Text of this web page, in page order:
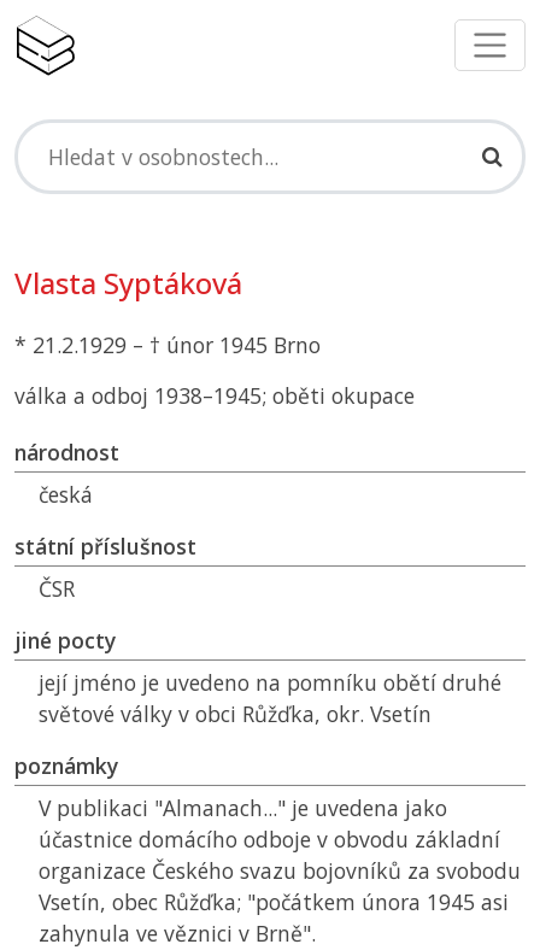
Vlasta Syptáková
* 21.2.1929 – † únor 1945 Brno
válka a odboj 1938–1945; oběti okupace
národnost
česká
státní příslušnost
ČSR
jiné pocty
její jméno je uvedeno na pomníku obětí druhé
světové války v obci Růžďka, okr. Vsetín
poznámky
V publikaci "Almanach..." je uvedena jako
účastnice domácího odboje v obvodu základní
organizace Českého svazu bojovníků za svobodu
Vsetín, obec Růžďka; "počátkem února 1945 asi
zahynula ve věznici v Brně".